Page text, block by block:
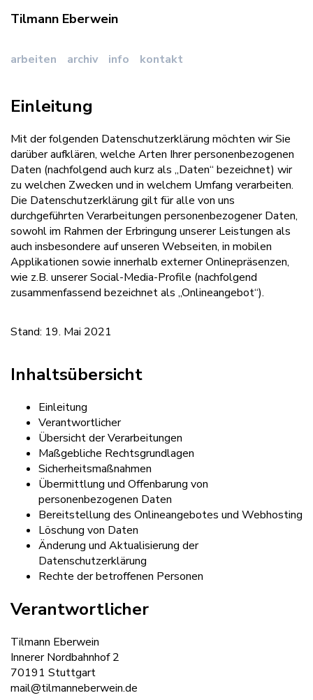
Tilmann Eberwein
arbeiten archiv info kontakt
Einleitung
Mit der folgenden Datenschutzerklärung möchten wir Sie
darüber aufklären, welche Arten Ihrer personenbezogenen
Daten (nachfolgend auch kurz als „Daten“ bezeichnet) wir
zu welchen Zwecken und in welchem Umfang verarbeiten.
Die Datenschutzerklärung gilt für alle von uns
durchgeführten Verarbeitungen personenbezogener Daten,
sowohl im Rahmen der Erbringung unserer Leistungen als
auch insbesondere auf unseren Webseiten, in mobilen
Applikationen sowie innerhalb externer Onlinepräsenzen,
wie z.B. unserer Social-Media-Profile (nachfolgend
zusammenfassend bezeichnet als „Onlineangebot“).
Stand: 19. Mai 2021
Inhaltsübersicht
Einleitung
Verantwortlicher
Übersicht der Verarbeitungen
Maßgebliche Rechtsgrundlagen
Sicherheitsmaßnahmen
Übermittlung und Offenbarung von
personenbezogenen Daten
Bereitstellung des Onlineangebotes und Webhosting
Löschung von Daten
Änderung und Aktualisierung der
Datenschutzerklärung
Rechte der betroffenen Personen
Verantwortlicher
Tilmann Eberwein
Innerer Nordbahnhof 2
70191 Stuttgart
mail@tilmanneberwein.de